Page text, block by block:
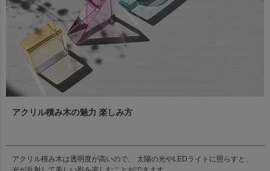
アクリル積み木の魅力 楽しみ方
アクリル積み木は透明度が高いので、 太陽の光やLEDライトに照らすと、